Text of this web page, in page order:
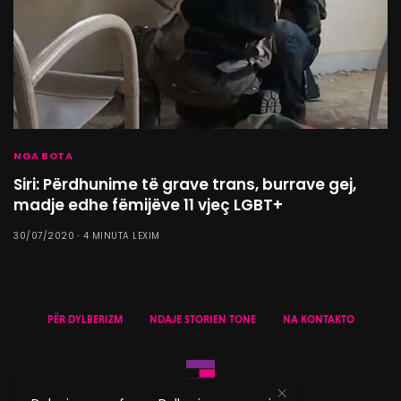
NGA BOTA
Siri: Përdhunime të grave trans, burrave gej,
madje edhe fëmijëve 11 vjeç LGBT+
30/07/2020 4 MINUTA LEXIM
PËR DYLBERIZM NDAJE STORIEN TONE NA KONTAKTO